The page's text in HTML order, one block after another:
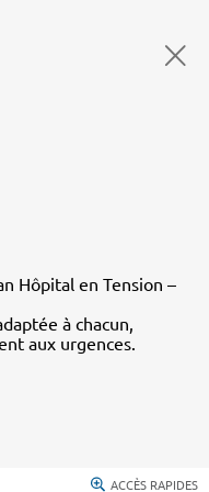
Hôpital en Tension –
à chacun,
aux urgences.
ACCÈS RAPIDES